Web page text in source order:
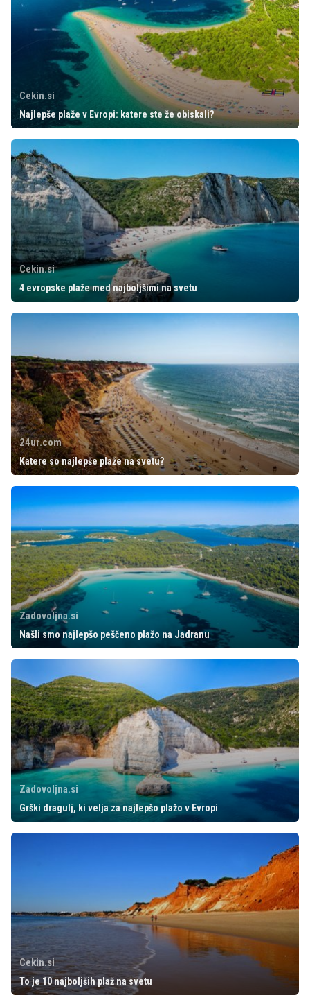
Cekin.si
Najlepše plaže v Evropi: katere ste že obiskali?
Cekin.si
4 evropske plaže med najboljšimi na svetu
24ur.com
Katere so najlepše plaže na svetu?
Zadovoljna.si
Našli smo najlepšo peščeno plažo na Jadranu
Zadovoljna.si
Grški dragulj, ki velja za najlepšo plažo v Evropi
Cekin.si
To je 10 najboljših plaž na svetu